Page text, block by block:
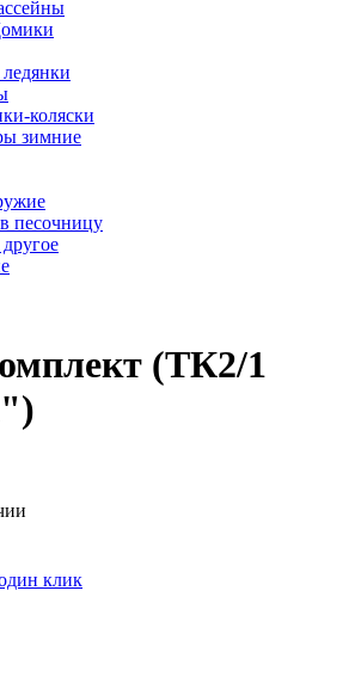
коляски
зимние
песочницу
(ТК2/1
клик